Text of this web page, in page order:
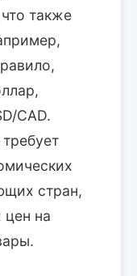
также
CAD.
стран,
на